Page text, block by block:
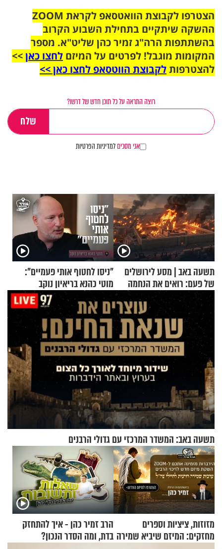
הצטרפו לקבוצת הוואטסאפ לקראת ZOOM
ההשקה שיתקיים בתחילת השבוע הקרוב
בהשתתפות הרה"ג זמיר כהן שליט"א. מספר
המקומות מוגבל! לפרטים על המיזם לחצו כאן>>
להצטרפותלקבוצת הווטסאפ לחצו כאן >>
רוצה התראה על כל תוכן חדש של דרשו?
אני מסכיםלמדיניות הפרטיות
תשעה באב | מסע לירושלים
של פעם: רואים את הנחמה
"ניסו לחטוף אותי פעמיים":
מוטי כהנא בריאיון נוקב
תשעה באב: המשדר המרכזי עם גדולי הרבנים
מזוזות, ציציות וספרים
מחזקים: המיזם שיביא שמירה
הרב זמיר כהן - איך להתחזק
בדת, ומה הסדר הנכון?